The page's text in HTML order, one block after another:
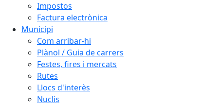
Impostos
Factura electrònica
Municipi
Com arribar-hi
Plànol / Guia de carrers
Festes, fires i mercats
Rutes
Llocs d'interès
Nuclis